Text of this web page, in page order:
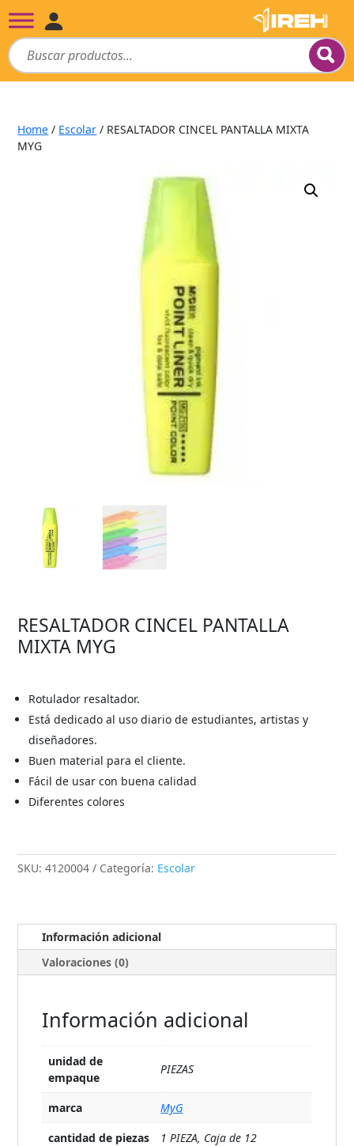
Home / Escolar / RESALTADOR CINCEL PANTALLA MIXTA
MYG
RESALTADOR CINCEL PANTALLA
MIXTA MYG
Rotulador resaltador.
Está dedicado al uso diario de estudiantes, artistas y
diseñadores.
Buen material para el cliente.
Fácil de usar con buena calidad
Diferentes colores
SKU:4120004 Categoría: Escolar
Información adicional
Valoraciones (0)
Información adicional
unidad de
empaque
PIEZAS
marca
MyG
cantidad de piezas
1 PIEZA, Caja de 12